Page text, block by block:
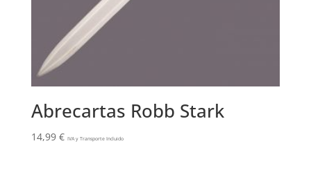
Abrecartas Robb Stark
14,99 € IVA y Transporte Incluido